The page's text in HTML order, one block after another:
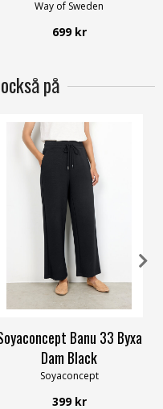
Way of Sweden
699 kr
på
XXL
Banu 33 Byxa
Dam Black
Soyaconcept
399 kr